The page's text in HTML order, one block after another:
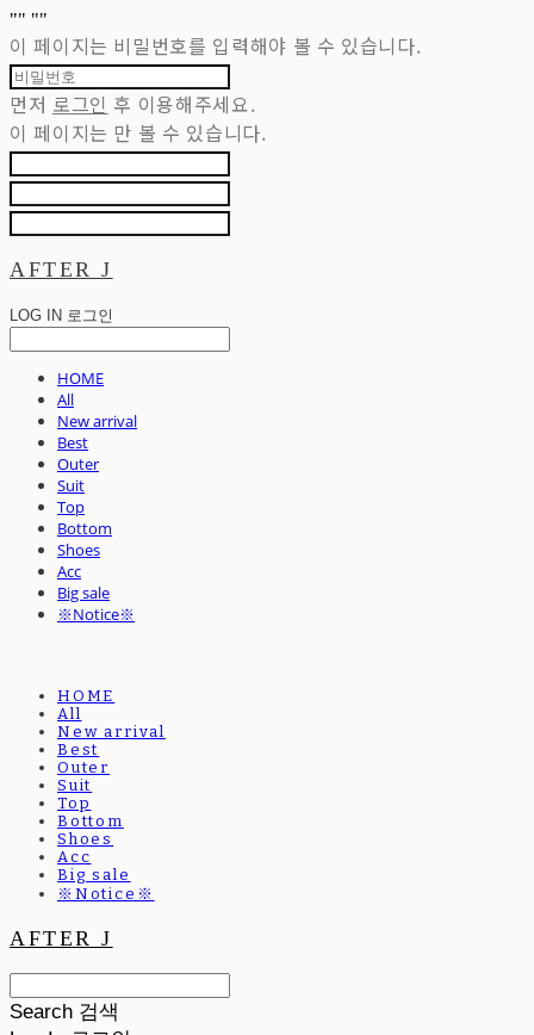
"" ""
이 페이지는 비밀번호를 입력해야 볼 수 있습니다.
먼저 로그인 후 이용해주세요.
이 페이지는 만 볼 수 있습니다.
AFTER J
LOG IN 로그인
HOME
All
New arrival
Best
Outer
Suit
Top
Bottom
Shoes
Acc
Big sale
※Notice※
HOME
All
New arrival
Best
Outer
Suit
Top
Bottom
Shoes
Acc
Big sale
※Notice※
AFTER J
Search 검색